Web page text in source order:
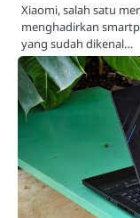
Xiaomi, salah satu
menghadirkan
yang sudah dikenal…